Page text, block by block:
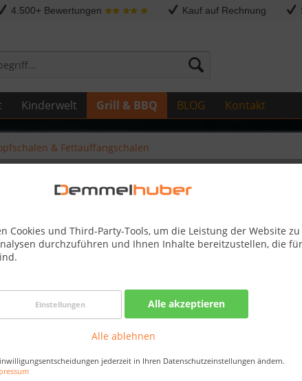
4.500+ Bewertungen Kauf auf Rechnung
Kinderwelt Grill & BBQ BLOG Kontakt
Cookies und Third-Party-Tools, um die Leistung der Website zu
durchzuführen und Ihnen Inhalte bereitzustellen, die für
Einstellungen Alle akzeptieren
Alle ablehnen
jederzeit in Ihren Datenschutzeinstellungen ändern.
& Fettauffangschalen
365 Fettwanne
inkl. MwSt.
zzgl.
Artikel auf Lager
Sekunden, damit